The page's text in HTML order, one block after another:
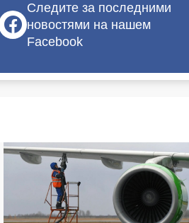
Следите за последними
новостями на нашем
Facebook